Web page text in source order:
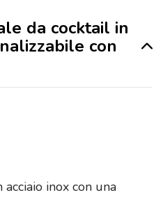
da cocktail in
con
inox con una